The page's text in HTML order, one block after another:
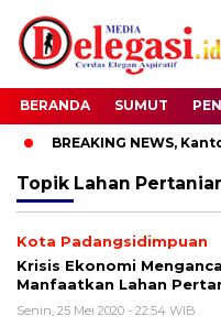
BERANDA SUMUT
BREAKING NEWS,
Topik Lahan
Kota Padangsidimpuan
Krisis Ekonomi
Manfaatkan Lahan
Senin, 25 Mei 2020 - 22:54 WIB